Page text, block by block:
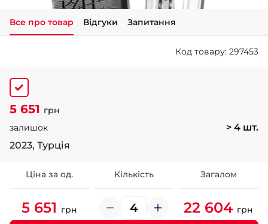
+38 (050)-911-911-2
+38 (099)-643-33-77
Все про товар Відгуки Запитання
Код товару: 297453
5 651 грн
залишок
> 4 шт.
2023, Турція
Ціна за од. Кількість Загалом
5 651 грн 22 604 грн